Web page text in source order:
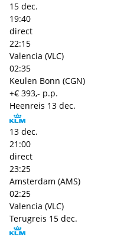
15 dec.
19:40
direct
22:15
Valencia (VLC)
02:35
Keulen Bonn (CGN)
+€ 393,- p.p.
Heenreis 13 dec.
13 dec.
21:00
direct
23:25
Amsterdam (AMS)
02:25
Valencia (VLC)
Terugreis 15 dec.